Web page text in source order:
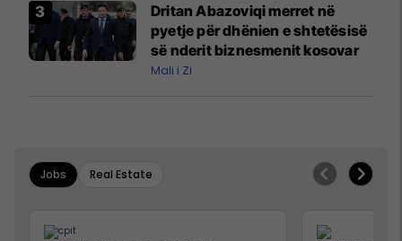
Mançesterit
Dritan Abazoviqi merret në
pyetje për dhënien e shtetësisë
së nderit biznesmenit kosovar
Mali i Zi
Jobs Real Estate